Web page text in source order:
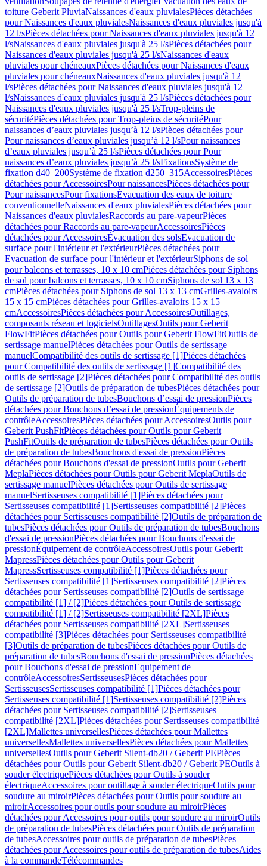
toiture Geberit PluviaNaissances d'eaux pluvialesPièces détachées
pour Naissances d'eaux pluvialesNaissances d'eaux pluviales jusqu'à
12 l/sPièces détachées pour Naissances d'eaux pluviales jusqu'à 12
l/sNaissances d'eaux pluviales jusqu'à 25 l/sPièces détachées pour
Naissances d'eaux pluviales jusqu'à 25 l/sNaissances d'eaux
pluviales pour chéneauxPièces détachées pour Naissances d'eaux
pluviales pour chéneauxNaissances d'eaux pluviales jusqu'à 12
l/sPièces détachées pour Naissances d'eaux pluviales jusqu'à 12
l/sNaissances d'eaux pluviales jusqu'à 25 l/sPièces détachées pour
Naissances d'eaux pluviales jusqu'à 25 l/sTrop-pleins de
sécuritéPièces détachées pour Trop-pleins de sécuritéPour
naissances d’eaux pluviales jusqu’à 12 l/sPièces détachées pour
Pour naissances d’eaux pluviales jusqu’à 12 l/sPour naissances
d’eaux pluviales jusqu’à 25 l/sPièces détachées pour Pour
naissances d’eaux pluviales jusqu’à 25 l/sFixationsSystème de
fixation d40–200Système de fixation d250–315AccessoiresPièces
détachées pour AccessoiresPour naissancesPièces détachées pour
Pour naissancesPour fixationsÉvacuation des eaux de toiture
conventionnelleNaissances d'eaux pluvialesPièces détachées pour
Naissances d'eaux pluvialesRaccords au pare-vapeurPièces
détachées pour Raccords au pare-vapeurAccessoiresPièces
détachées pour AccessoiresÉvacuation des solsEvacuation de
surface pour l'intérieur et l'extérieurPièces détachées pour
Evacuation de surface pour l'intérieur et l'extérieurSiphons de sol
pour balcons et terrasses, 10 x 10 cmPièces détachées pour Siphons
de sol pour balcons et terrasses, 10 x 10 cmSiphons de sol 13 x 13
cmPièces détachées pour Siphons de sol 13 x 13 cmGrilles-avaloirs
15 x 15 cmPièces détachées pour Grilles-avaloirs 15 x 15
cmAccessoiresPièces détachées pour AccessoiresOutillages,
composants réseau et logicielsOutillagesOutils pour Geberit
FlowFitPièces détachées pour Outils pour Geberit FlowFitOutils de
sertissage manuelPièces détachées pour Outils de sertissage
manuelCompatibilité des outils de sertissage [1]Pièces détachées
pour Compatibilité des outils de sertissage [1]Compatibilité des
outils de sertissage [2]Pièces détachées pour Compatibilité des outils
de sertissage [2]Outils de préparation de tubesPièces détachées pour
Outils de préparation de tubesBouchons d’essai de pressionPièces
détachées pour Bouchons d’essai de pressionÉquipements de
contrôleAccessoiresPièces détachées pour AccessoiresOutils pour
Geberit PushFitPièces détachées pour Outils pour Geberit
PushFitOutils de préparation de tubesPièces détachées pour Outils
de préparation de tubesBouchons d'essai de pressionPièces
détachées pour Bouchons d'essai de pressionOutils pour Geberit
MeplaPièces détachées pour Outils pour Geberit MeplaOutils de
sertissage manuelPièces détachées pour Outils de sertissage
manuelSertisseuses compatibilité [1]Pièces détachées pour
Sertisseuses compatibilité [1]Sertisseuses compatibilité [2]Pièces
détachées pour Sertisseuses compatibilité [2]Outils de préparation de
tubesPièces détachées pour Outils de préparation de tubesBouchons
d'essai de pressionPièces détachées pour Bouchons d'essai de
pressionÉquipement de contrôleAccessoiresOutils pour Geberit
MapressPièces détachées pour Outils pour Geberit
MapressSertisseuses compatibilité [1]Pièces détachées pour
Sertisseuses compatibilité [1]Sertisseuses compatibilité [2]Pièces
détachées pour Sertisseuses compatibilité [2]Outils de sertissage
compatibilité [1] / [2]Pièces détachées pour Outils de sertissage
compatibilité [1] / [2]Sertisseuses compatibilité [2XL]Pièces
détachées pour Sertisseuses compatibilité [2XL]Sertisseuses
compatibilité [3]Pièces détachées pour Sertisseuses compatibilité
[3]Outils de préparation de tubesPièces détachées pour Outils de
préparation de tubesBouchons d'essai de pressionPièces détachées
pour Bouchons d'essai de pressionEquipement de
contrôleAccessoiresSertisseusesPièces détachées pour
SertisseusesSertisseuses compatibilité [1]Pièces détachées pour
Sertisseuses compatibilité [1]Sertisseuses compatibilité [2]Pièces
détachées pour Sertisseuses compatibilité [2]Sertisseuses
compatibilité [2XL]Pièces détachées pour Sertisseuses compatibilité
[2XL]Mallettes universellesPièces détachées pour Mallettes
universellesMallettes universellesPièces détachées pour Mallettes
universellesOutils pour Geberit Silent-db20 / Geberit PEPièces
détachées pour Outils pour Geberit Silent-db20 / Geberit PEOutils à
souder électriquePièces détachées pour Outils à souder
électriqueAccessoires pour outillage à souder électriqueOutils pour
soudure au miroirPièces détachées pour Outils pour soudure au
miroirAccessoires pour outils pour soudure au miroirPièces
détachées pour Accessoires pour outils pour soudure au miroirOutils
de préparation de tubesPièces détachées pour Outils de préparation
de tubesAccessoires pour outils de préparation de tubesPièces
détachées pour Accessoires pour outils de préparation de tubesAides
à la commandeTélécommandes